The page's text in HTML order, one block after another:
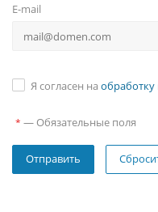
E-mail
Я согласен на
* — Обязательные поля